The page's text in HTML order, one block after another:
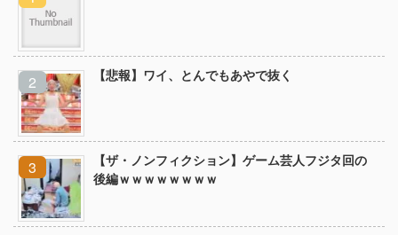
【悲報】ワイ、とんでもあやで抜く
【ザ・ノンフィクション】ゲーム芸人フジタ回の
後編ｗｗｗｗｗｗｗｗ